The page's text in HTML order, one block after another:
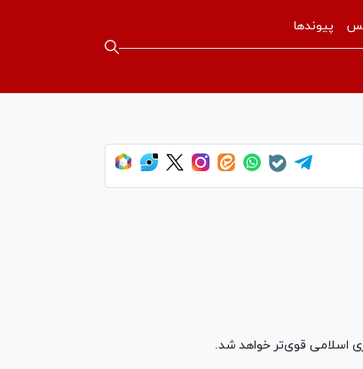
پیوندها
اسلامی قوی‌تر خواهد شد.